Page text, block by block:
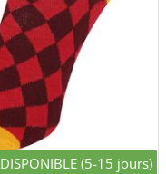
DISPONIBLE (5-15 jours)